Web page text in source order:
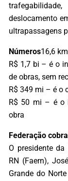
deslocamento
ultrapassagens
Números16,6
R$ 1,7 bi – é o
de obras, sem
R$ 349 mi – é o
R$ 50 mi – é o
obra
Federação
O presidente
RN (Faern),
Grande do